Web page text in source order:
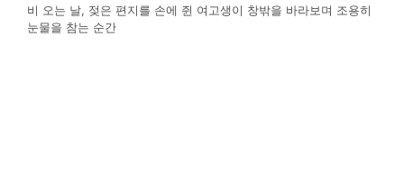
비 오는 날, 젖은 편지를 손에 쥔 여고생이 창밖을 바라보며 조용히
눈물을 참는 순간